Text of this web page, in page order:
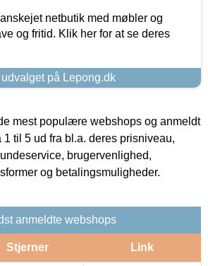
netbutik med møbler og
og fritid. Klik her for at se deres
på Lepong.dk
mest populære webshops og anmeldt
1 til 5 ud fra bl.a. deres prisniveau,
brugervenlighed,
og betalingsmuligheder.
anmeldte webshops
Stjerner Link